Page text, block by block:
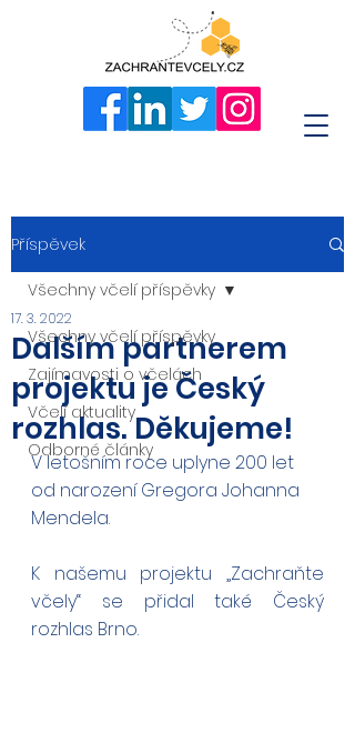
Příspěvek
Všechny včelí příspěvky
Zajímavosti o včelách
Včelí aktuality
Odborné články
Všechny včelí příspěvky
Dalším partnerem
projektu je Český
rozhlas. Děkujeme!
17. 3. 2022
V letošním roce uplyne 200 let
od narození Gregora Johanna
Mendela.
K našemu projektu „Zachraňte
včely“ se přidal také Český
rozhlas Brno.